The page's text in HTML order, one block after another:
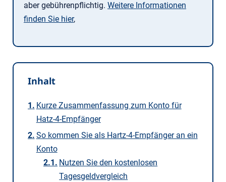
aber gebührenpflichtig. Weitere Informationen
finden Sie hier,
Inhalt
Kurze Zusammenfassung zum Konto für
Hatz-4-Empfänger
So kommen Sie als Hartz-4-Empfänger an ein
Konto
Nutzen Sie den kostenlosen
Tagesgeldvergleich